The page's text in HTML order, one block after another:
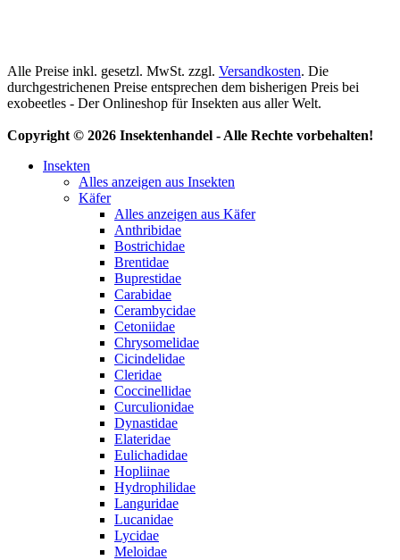
Alle Preise inkl. gesetzl. MwSt. zzgl. Versandkosten. Die
durchgestrichenen Preise entsprechen dem bisherigen Preis bei
exobeetles - Der Onlineshop für Insekten aus aller Welt.
Copyright © 2026 Insektenhandel - Alle Rechte vorbehalten!
Insekten
Alles anzeigen aus Insekten
Käfer
Alles anzeigen aus Käfer
Anthribidae
Bostrichidae
Brentidae
Buprestidae
Carabidae
Cerambycidae
Cetoniidae
Chrysomelidae
Cicindelidae
Cleridae
Coccinellidae
Curculionidae
Dynastidae
Elateridae
Eulichadidae
Hopliinae
Hydrophilidae
Languridae
Lucanidae
Lycidae
Meloidae